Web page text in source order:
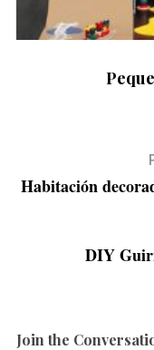
Habitación
DIY
Join the